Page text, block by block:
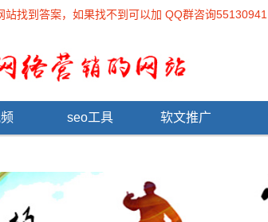
找到答案，如果找不到可以加 QQ群咨询55130941
seo工具 软文推广